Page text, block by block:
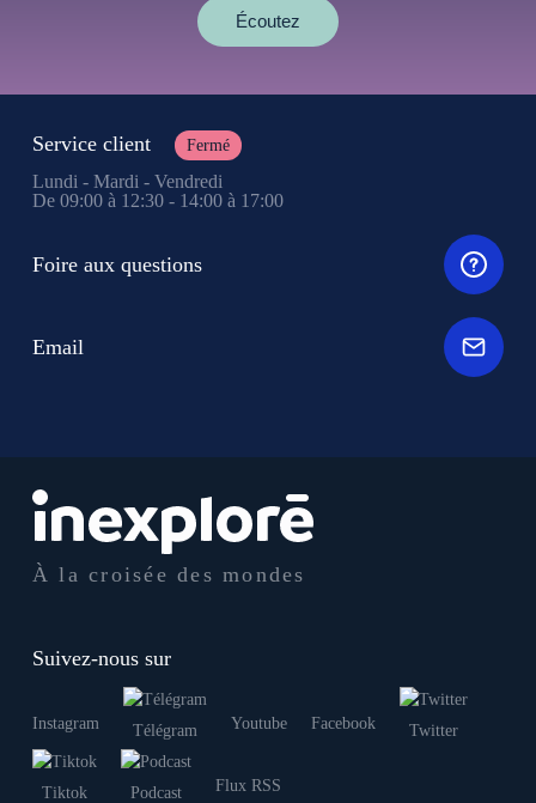
Écoutez
À la croisée des mondes
Suivez-nous sur
Instagram Télégram Youtube Facebook Twitter
Tiktok Podcast Flux RSS
Service client Fermé
Lundi - Mardi - Vendredi
De 09:00 à 12:30 - 14:00 à 17:00
Foire aux questions
Email